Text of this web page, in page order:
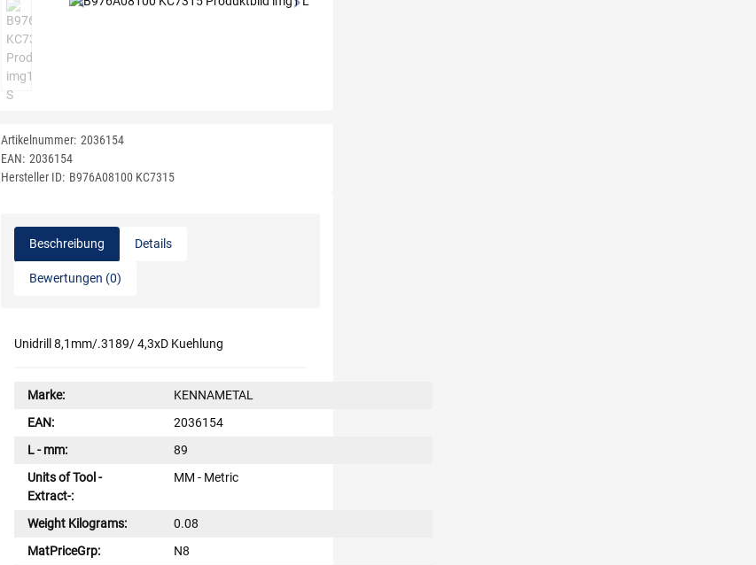
Artikelnummer: 2036154
EAN: 2036154
Hersteller ID: B976A08100 KC7315
Beschreibung Details
Bewertungen (0)
Unidrill 8,1mm/.3189/ 4,3xD Kuehlung
Marke:
KENNAMETAL
EAN:
2036154
L - mm:
89
Units of Tool -
Extract-:
MM - Metric
Weight Kilograms:
0.08
MatPriceGrp:
N8